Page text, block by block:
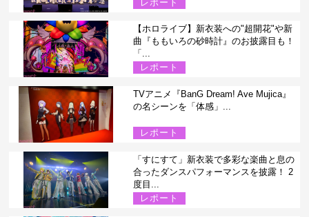
レポート
【ホロライブ】新衣装への"超開花"や新
曲『ももいろの砂時計』のお披露目も！
「...
レポート
TVアニメ『BanG Dream! Ave Mujica』
の名シーンを「体感」...
レポート
「すにすて」新衣装で多彩な楽曲と息の
合ったダンスパフォーマンスを披露！ 2
度目...
レポート